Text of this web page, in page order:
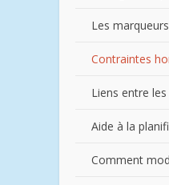
Les
Contraintes
Liens entre
Aide à la
Comment